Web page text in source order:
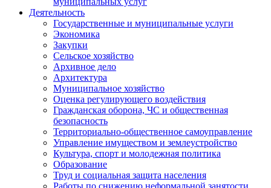
Деятельность
Государственные и муниципальные услуги
Экономика
Закупки
Сельское хозяйство
Архивное дело
Архитектура
Муниципальное хозяйство
Оценка регулирующего воздействия
Гражданская оборона, ЧС и общественная
безопасность
Территориально-общественное самоуправление
Управление имуществом и землеустройство
Культура, спорт и молодежная политика
Образование
Труд и социальная защита населения